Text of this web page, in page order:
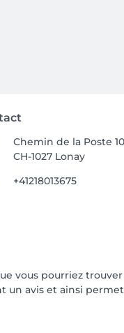
Chemin de la Poste
CH-1027 Lonay
+41218013675
vous pourriez
un avis et ainsi